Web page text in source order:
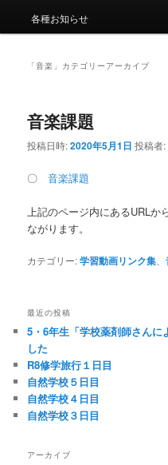
各種お知らせ
「音楽 」カテゴリーアーカイブ
音楽課題
投稿日時:2020年5月1日 投稿者:
〇音楽課題
上記のページ内にあるURLか
ながります。
カテゴリー:学習動画リンク集、
最近の投稿
5・6年生「学校薬剤師さんに
した
R8修学旅行１日目
自然学校５日目
自然学校４日目
自然学校３日目
アーカイブ